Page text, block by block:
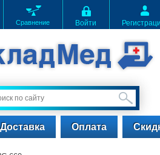
Сравнение Войти
Доставка Оплата